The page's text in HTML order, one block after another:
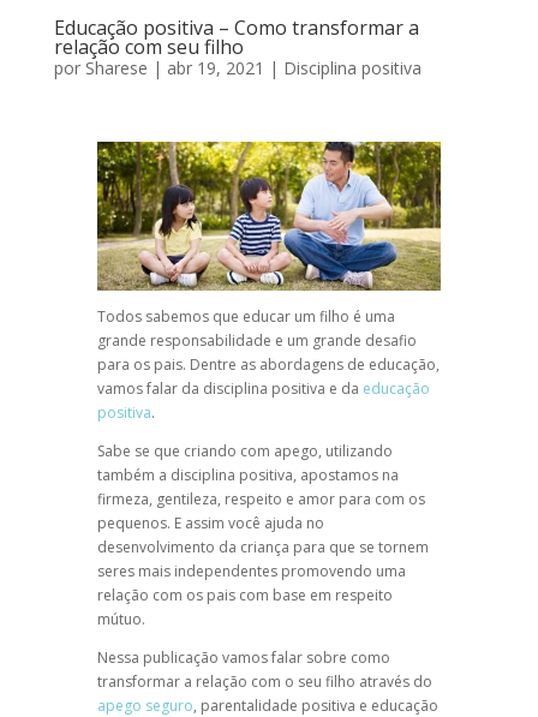
Educação positiva – Como transformar a
relação com seu filho
por Sharese | abr 19, 2021 | Disciplina positiva
Todos sabemos que educar um filho é uma
grande responsabilidade e um grande desafio
para os pais. Dentre as abordagens de educação,
vamos falar da disciplina positiva e da educação
positiva.
Sabe se que criando com apego, utilizando
também a disciplina positiva, apostamos na
firmeza, gentileza, respeito e amor para com os
pequenos. E assim você ajuda no
desenvolvimento da criança para que se tornem
seres mais independentes promovendo uma
relação com os pais com base em respeito
mútuo.
Nessa publicação vamos falar sobre como
transformar a relação com o seu filho através do
apego seguro, parentalidade positiva e educação